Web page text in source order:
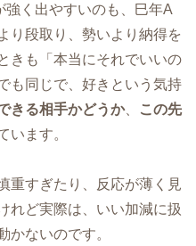
く出やすいのも、巳年A
り段取り、勢いより納得を
きも「本当にそれでいいの
も同じで、好きという気持
きる相手かどうか、
この先
います。
重すぎたり、反応が薄く見
れど実際は、いい加減に扱
かないのです。